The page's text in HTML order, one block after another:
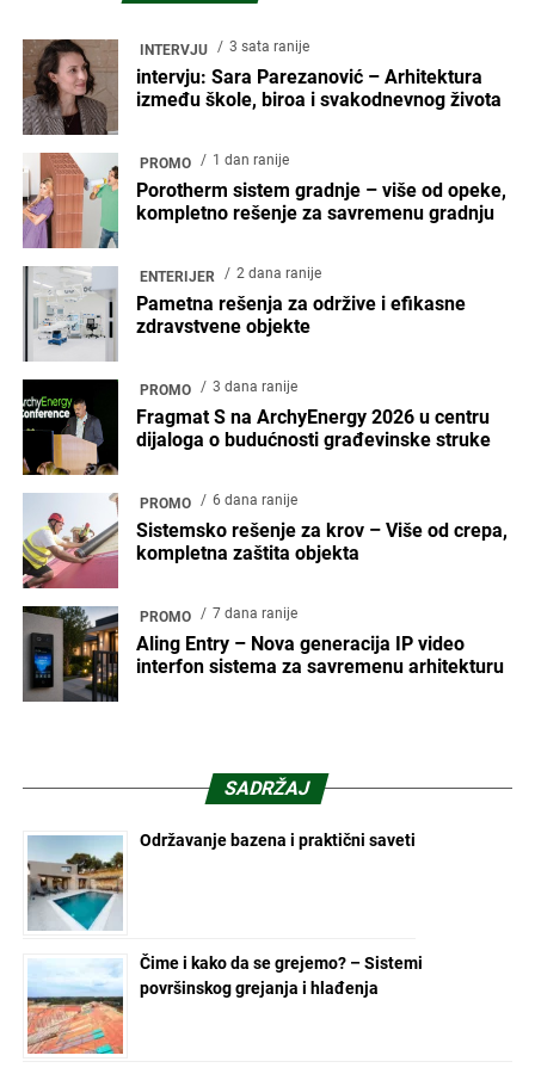
INTERVJU 3 sata ranije
intervju: Sara Parezanović – Arhitektura
između škole, biroa i svakodnevnog života
PROMO 1 dan ranije
Porotherm sistem gradnje – više od opeke,
kompletno rešenje za savremenu gradnju
ENTERIJER 2 dana ranije
Pametna rešenja za održive i efikasne
zdravstvene objekte
PROMO 3 dana ranije
Fragmat S na ArchyEnergy 2026 u centru
dijaloga o budućnosti građevinske struke
PROMO 6 dana ranije
Sistemsko rešenje za krov – Više od crepa,
kompletna zaštita objekta
PROMO 7 dana ranije
Aling Entry – Nova generacija IP video
interfon sistema za savremenu arhitekturu
SADRŽAJ
Održavanje bazena i praktični saveti
Čime i kako da se grejemo? – Sistemi
površinskog grejanja i hlađenja